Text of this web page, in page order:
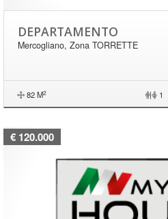
DEPARTAMENTO
Mercogliano, Zona TORRETTE
82 M2 | 1
€ 120.000